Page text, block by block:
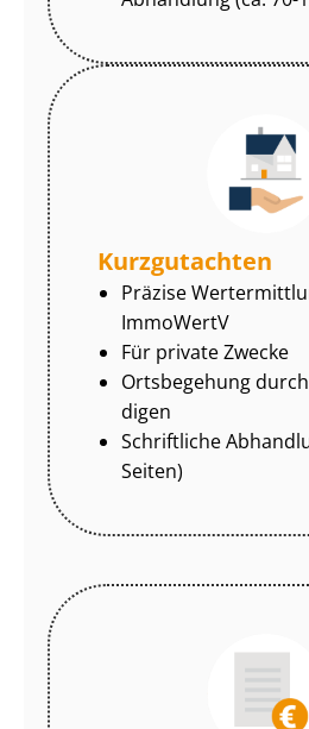
Kurzgutachten
Präzise
ImmoWertV
Für private Zwecke
Ortsbegehung
di­gen
Schriftliche
Seiten)